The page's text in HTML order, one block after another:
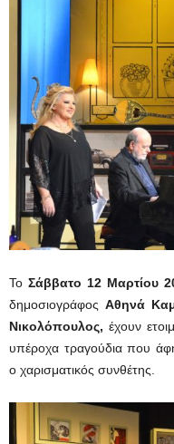
Το Σάββατο 12 Μαρτίου
δημοσιογράφοςΑθηνά
Νικολόπουλος, έχουν
υπέροχα τραγούδια που
ο χαρισματικός συνθέτης.